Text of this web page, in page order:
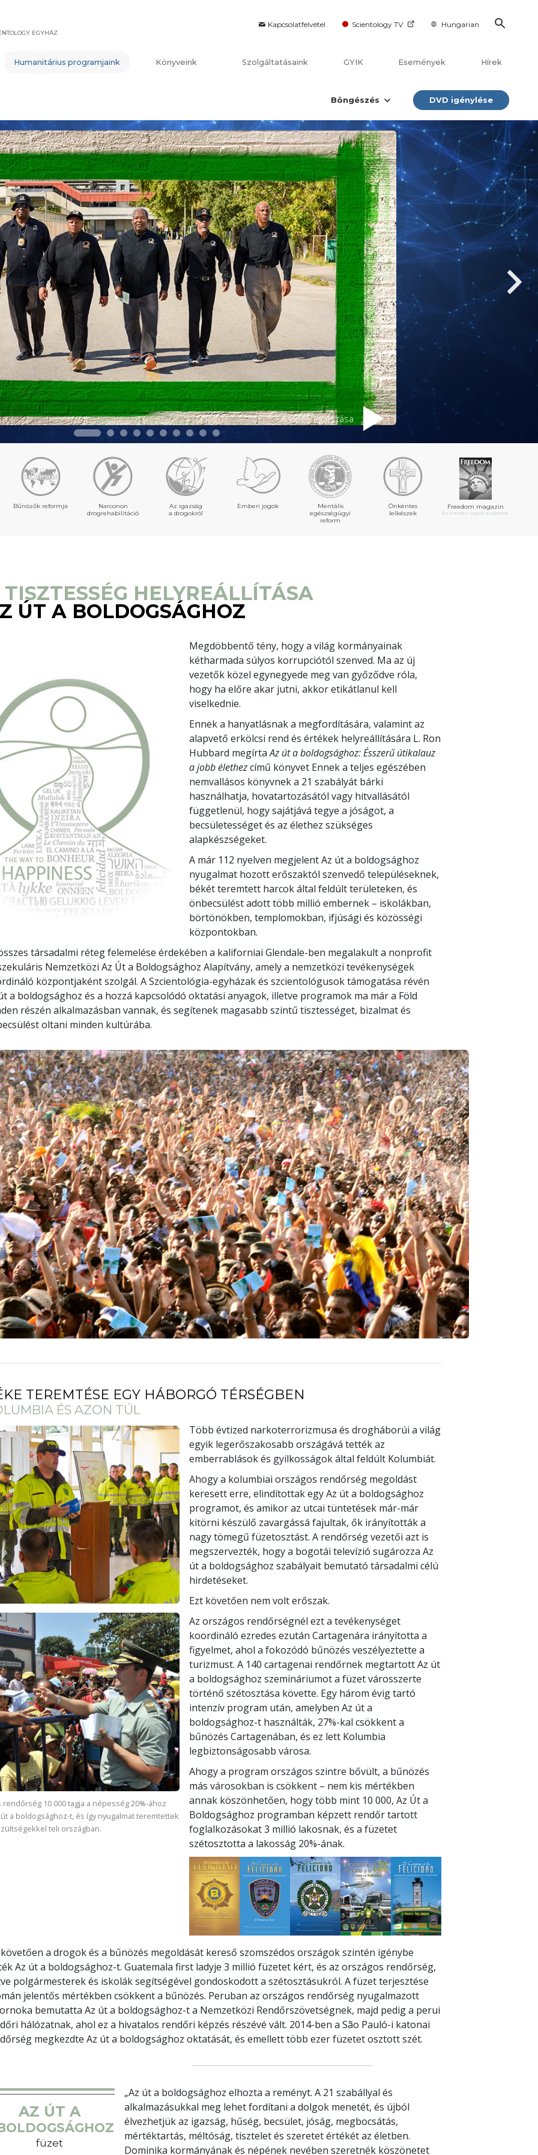
Kapcsolatfelvétel Scientology TV Hungarian
EGYHÁZ
Humanitárius programjaink Könyveink Szolgáltatásaink GYIK Események Hírek
Böngészés DVD igénylése
A videó lejátszása
Bűnözők reformja
Narconon
drogrehabilitáció
Az igazság
a drogokról
Emberi jogok
Mentális
egészségügyi
reform
Önkéntes
lelkészek
Freedom magazin
Az emberi jogok szócsöve
HELYREÁLLÍTÁSA
ÚT A BOLDOGSÁGHOZ
Megdöbbentő tény, hogy a világ kormányainak
kétharmada súlyos korrupciótól szenved. Ma az új
vezetők közel egynegyede meg van győződve róla,
hogy ha előre akar jutni, akkor etikátlanul kell
viselkednie.
Ennek a hanyatlásnak a megfordítására, valamint az
alapvető erkölcsi rend és értékek helyreállítására L. Ron
Hubbard megírtaAz út a boldogsághoz: Ésszerű útikalauz
a jobb élethezcímű könyvet Ennek a teljes egészében
nemvallásos könyvnek a 21 szabályát bárki
használhatja, hovatartozásától vagy hitvallásától
függetlenül, hogy sajátjává tegye a jóságot, a
becsületességet és az élethez szükséges
alapkészségeket.
A már 112 nyelven megjelent Az út a boldogsághoz
nyugalmat hozott erőszaktól szenvedő településeknek,
békét teremtett harcok által feldúlt területeken, és
önbecsülést adott több millió embernek – iskolákban,
börtönökben, templomokban, ifjúsági és közösségi
központokban.
társadalmi réteg felemelése érdekében a kaliforniai Glendale-ben megalakult a nonprofit
Nemzetközi Az Út a Boldogsághoz Alapítvány, amely a nemzetközi tevékenységek
központjaként szolgál. A Szcientológia-egyházak és szcientológusok támogatása révén
a boldogsághoz és a hozzá kapcsolódó oktatási anyagok, illetve programok ma már a Föld
részén alkalmazásban vannak, és segítenek magasabb szintű tisztességet, bizalmat és
oltani minden kultúrába.
TEREMTÉSE EGY HÁBORGÓ TÉRSÉGBEN
ÉS AZON TÚL
rendőrség 10 000 tagja a népesség 20%-ához
a boldogsághoz-t, és így nyugalmat teremtettek
teli országban.
Több évtized narkoterrorizmusa és drogháborúi a világ
egyik legerőszakosabb országává tették az
emberrablások és gyilkosságok által feldúlt Kolumbiát.
Ahogy a kolumbiai országos rendőrség megoldást
keresett erre, elindítottak egy Az út a boldogsághoz
programot, és amikor az utcai tüntetések már-már
kitörni készülő zavargássá fajultak, ők irányították a
nagy tömegű füzetosztást. A rendőrség vezetői azt is
megszervezték, hogy a bogotái televízió sugározza Az
út a boldogsághoz szabályait bemutató társadalmi célú
hirdetéseket.
Ezt követően nem volt erőszak.
Az országos rendőrségnél ezt a tevékenységet
koordináló ezredes ezután Cartagenára irányította a
figyelmet, ahol a fokozódó bűnözés veszélyeztette a
turizmust. A 140 cartagenai rendőrnek megtartott Az út
a boldogsághoz szemináriumot a füzet városszerte
történő szétosztása követte. Egy három évig tartó
intenzív program után, amelyben Az út a
boldogsághoz-t használták, 27%-kal csökkent a
bűnözés Cartagenában, és ez lett Kolumbia
legbiztonságosabb városa.
Ahogy a program országos szintre bővült, a bűnözés
más városokban is csökkent – nem kis mértékben
annak köszönhetően, hogy több mint 10 000, Az Út a
Boldogsághoz programban képzett rendőr tartott
foglalkozásokat 3 millió lakosnak, és a füzetet
szétosztotta a lakosság 20%-ának.
a drogok és a bűnözés megoldását kereső szomszédos országok szintén igénybe
Az út a boldogsághoz-t. Guatemala first ladyje 3 millió füzetet kért, és az országos rendőrség,
polgármesterek és iskolák segítségével gondoskodott a szétosztásukról. A füzet terjesztése
jelentős mértékben csökkent a bűnözés. Peruban az országos rendőrség nyugalmazott
bemutatta Az út a boldogsághoz-t a Nemzetközi Rendőrszövetségnek, majd pedig a perui
hálózatnak, ahol ez a hivatalos rendőri képzés részévé vált. 2014-ben a São Pauló-i katonai
megkezdte Az út a boldogsághoz oktatását, és emellett több ezer füzetet osztott szét.
AZ ÚT A
füzet
„Az út a boldogsághoz elhozta a reményt. A 21 szabállyal és
alkalmazásukkal meg lehet fordítani a dolgok menetét, és újból
élvezhetjük az igazság, hűség, becsület, jóság, megbocsátás,
mértéktartás, méltóság, tisztelet és szeretet értékét az életben.
Dominika kormányának és népének nevében szeretnék köszönetet